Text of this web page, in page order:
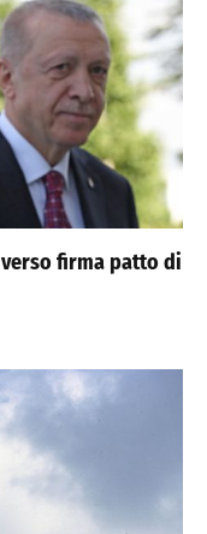
verso firma patto di